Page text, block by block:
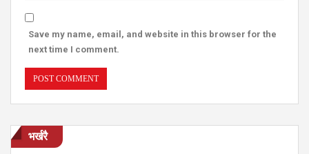
Save my name, email, and website in this browser for the
next time I comment.
भर्खरै